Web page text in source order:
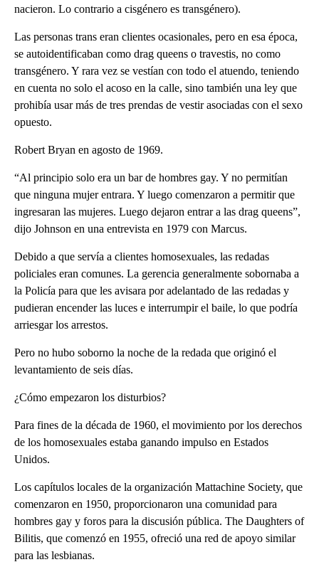
nacieron. Lo contrario a cisgénero es transgénero).
Las personas trans eran clientes ocasionales, pero en esa época,
se autoidentificaban como drag queens o travestis, no como
transgénero. Y rara vez se vestían con todo el atuendo, teniendo
en cuenta no solo el acoso en la calle, sino también una ley que
prohibía usar más de tres prendas de vestir asociadas con el sexo
opuesto.
Robert Bryan en agosto de 1969.
“Al principio solo era un bar de hombres gay. Y no permitían
que ninguna mujer entrara. Y luego comenzaron a permitir que
ingresaran las mujeres. Luego dejaron entrar a las drag queens”,
dijo Johnson en una entrevista en 1979 con Marcus.
Debido a que servía a clientes homosexuales, las redadas
policiales eran comunes. La gerencia generalmente sobornaba a
la Policía para que les avisara por adelantado de las redadas y
pudieran encender las luces e interrumpir el baile, lo que podría
arriesgar los arrestos.
Pero no hubo soborno la noche de la redada que originó el
levantamiento de seis días.
¿Cómo empezaron los disturbios?
Para fines de la década de 1960, el movimiento por los derechos
de los homosexuales estaba ganando impulso en Estados
Unidos.
Los capítulos locales de la organización Mattachine Society, que
comenzaron en 1950, proporcionaron una comunidad para
hombres gay y foros para la discusión pública. The Daughters of
Bilitis, que comenzó en 1955, ofreció una red de apoyo similar
para las lesbianas.